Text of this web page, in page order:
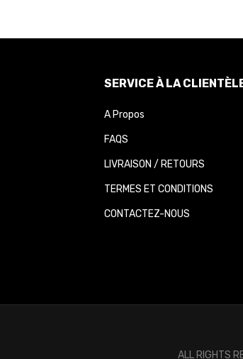
SERVICE À LA CLIENTÈLE
A Propos
FAQS
LIVRAISON / RETOURS
TERMES ET CONDITIONS
CONTACTEZ-NOUS
ALL RIGHTS